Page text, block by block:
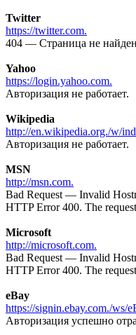
Twitter
https://twitter.com.
404 — Страница не
Yahoo
https://login.yahoo.com.
Авторизация не работает.
Wikipedia
http://en.wikipedia.org./w/
Авторизация не работает.
MSN
http://msn.com.
Bad Request — Invalid
HTTP Error 400. The
Microsoft
http://microsoft.com.
Bad Request — Invalid
HTTP Error 400. The
eBay
https://signin.ebay.com./ws/
Авторизация успешно